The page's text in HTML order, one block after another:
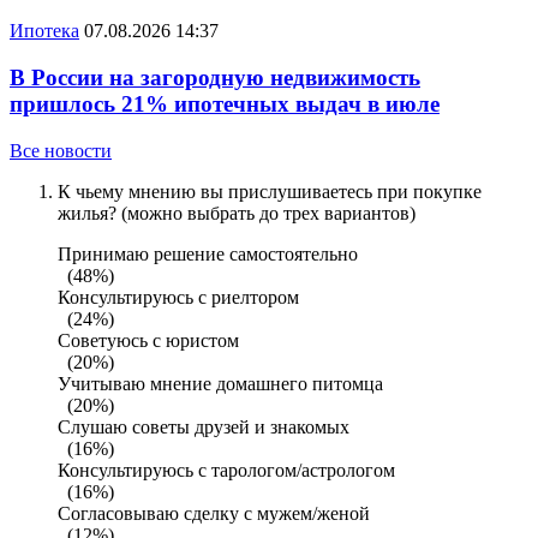
Ипотека 07.08.2026 14:37
В России на загородную недвижимость
пришлось 21% ипотечных выдач в июле
Все новости
К чьему мнению вы прислушиваетесь при покупке
жилья? (можно выбрать до трех вариантов)
Принимаю решение самостоятельно
(48%)
Консультируюсь с риелтором
(24%)
Советуюсь с юристом
(20%)
Учитываю мнение домашнего питомца
(20%)
Слушаю советы друзей и знакомых
(16%)
Консультируюсь с тарологом/астрологом
(16%)
Согласовываю сделку с мужем/женой